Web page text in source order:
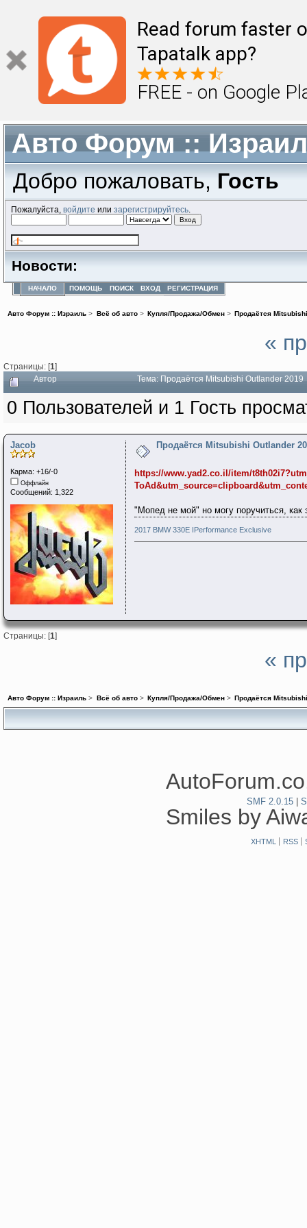
Read forum faster
Tapatalk app?
FREE - on Google
Авто Форум ::
Добро пожаловать,Гость
Пожалуйста,войдите илизарегистрируйтесь
Новости:
НАЧАЛО ПОМОЩЬ ПОИСК ВХОД РЕГИСТРАЦИЯ
Авто Форум :: Израиль > Всё об авто> Купля/Продажа/Обмен> Продаётся
«
Страницы: [1]
Автор Тема: Продаётся Mitsubishi Outlander
0 Пользователей и 1 Гость
Jacob
Карма: +16/-0
Оффлайн
Сообщений: 1,322
Продаётся Mitsubishi Outlander
https://www.yad2.co.il/item/
"Мопед не мой" но могу поручиться, как
2017 BMW 330E IPerformance Exclusive
Страницы: [1]
«
Авто Форум :: Израиль > Всё об авто> Купля/Продажа/Обмен> Продаётся
SMF 2.0.15 |
Smiles by
XHTML RSS